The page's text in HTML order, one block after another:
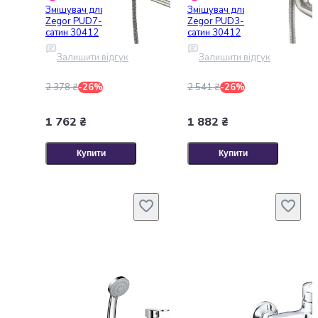
Попкорн
Кукурудзяні
палички
Сушені
гриби
Сирні
Напої
та
нектари
Солодка
Енергетичні
Молоко
Рослинне
Змішувач для ванни
Zegor PUD7-A045KH
сатин 30412
Залишити відгук
2 378 ₴-26%
1 762 ₴
Купити
Змішувач для ванни
Zegor PUD3-A045KH
сатин 30412
Залишити відгук
2 541 ₴-26%
1 882 ₴
Купити